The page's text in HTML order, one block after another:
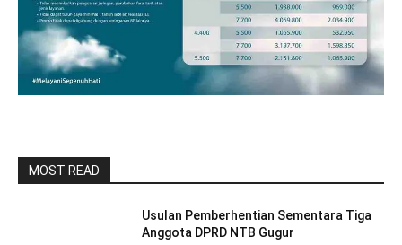
MOST READ
Usulan Pemberhentian Sementara Tiga
Anggota DPRD NTB Gugur